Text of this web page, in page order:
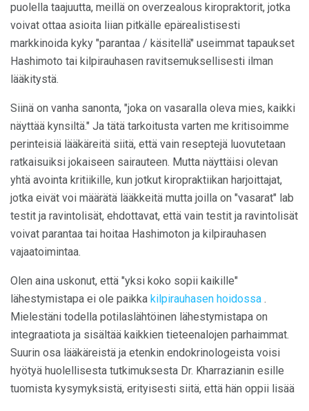
puolella taajuutta, meillä on overzealous kiropraktorit, jotka
voivat ottaa asioita liian pitkälle epärealistisesti
markkinoida kyky "parantaa / käsitellä" useimmat tapaukset
Hashimoto tai kilpirauhasen ravitsemuksellisesti ilman
lääkitystä.
Siinä on vanha sanonta, "joka on vasaralla oleva mies, kaikki
näyttää kynsiltä." Ja tätä tarkoitusta varten me kritisoimme
perinteisiä lääkäreitä siitä, että vain reseptejä luovutetaan
ratkaisuiksi jokaiseen sairauteen. Mutta näyttäisi olevan
yhtä avointa kritiikille, kun jotkut kiropraktiikan harjoittajat,
jotka eivät voi määrätä lääkkeitä mutta joilla on "vasarat" lab
testit ja ravintolisät, ehdottavat, että vain testit ja ravintolisät
voivat parantaa tai hoitaa Hashimoton ja kilpirauhasen
vajaatoimintaa.
Olen aina uskonut, että "yksi koko sopii kaikille"
lähestymistapa ei ole paikka kilpirauhasen hoidossa .
Mielestäni todella potilaslähtöinen lähestymistapa on
integraatiota ja sisältää kaikkien tieteenalojen parhaimmat.
Suurin osa lääkäreistä ja etenkin endokrinologeista voisi
hyötyä huolellisesta tutkimuksesta Dr. Kharrazianin esille
tuomista kysymyksistä, erityisesti siitä, että hän oppii lisää